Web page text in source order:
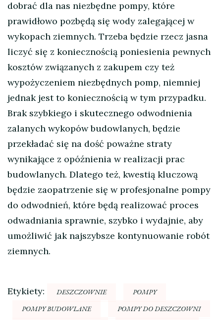
dobrać dla nas niezbędne pompy, które
prawidłowo pozbędą się wody zalegającej w
wykopach ziemnych. Trzeba będzie rzecz jasna
liczyć się z koniecznością poniesienia pewnych
kosztów związanych z zakupem czy też
wypożyczeniem niezbędnych pomp, niemniej
jednak jest to koniecznością w tym przypadku.
Brak szybkiego i skutecznego odwodnienia
zalanych wykopów budowlanych, będzie
przekładać się na dość poważne straty
wynikające z opóźnienia w realizacji prac
budowlanych. Dlatego też, kwestią kluczową
będzie zaopatrzenie się w profesjonalne pompy
do odwodnień, które będą realizować proces
odwadniania sprawnie, szybko i wydajnie, aby
umożliwić jak najszybsze kontynuowanie robót
ziemnych.
Etykiety: DESZCZOWNIE
POMPY
POMPY BUDOWLANE
POMPY DO DESZCZOWNI